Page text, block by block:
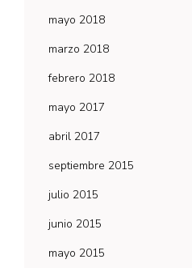
mayo 2018
marzo 2018
febrero 2018
mayo 2017
abril 2017
septiembre 2015
julio 2015
junio 2015
mayo 2015